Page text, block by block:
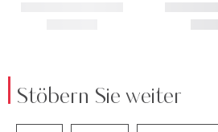
Stöbern Sie weiter